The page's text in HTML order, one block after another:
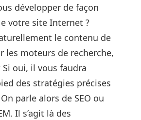
développer de façon
votre site Internet ?
le contenu de
les moteurs de recherche,
Si oui, il vous faudra
des stratégies précises
parle alors de SEO ou
Il s’agit là des